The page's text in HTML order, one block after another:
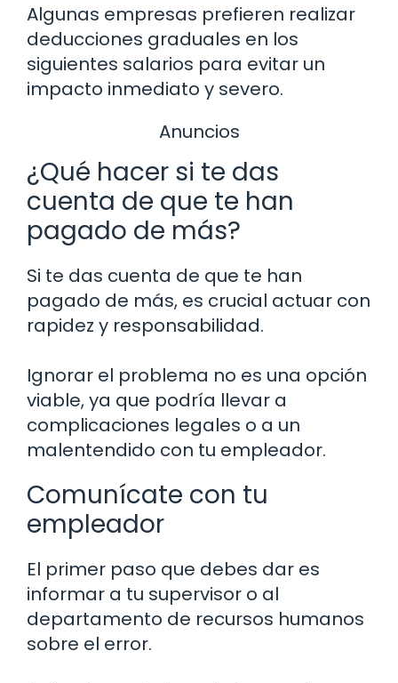
Algunas empresas prefieren realizar
deducciones graduales en los
siguientes salarios para evitar un
impacto inmediato y severo.
Anuncios
¿Qué hacer si te das
cuenta de que te han
pagado de más?
Si te das cuenta de que te han
pagado de más, es crucial actuar con
rapidez y responsabilidad.
Ignorar el problema no es una opción
viable, ya que podría llevar a
complicaciones legales o a un
malentendido con tu empleador.
Comunícate con tu
empleador
El primer paso que debes dar es
informar a tu supervisor o al
departamento de recursos humanos
sobre el error.